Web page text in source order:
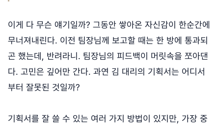
이게 다 무슨 얘기일까? 그동안 쌓아온 자신감이 한순간에
무너져내린다. 이전 팀장님께 보고할 때는 한 방에 통과되
곤 했는데, 반려라니. 팀장님의 피드백이 머릿속을 쪼아댄
다. 고민은 깊어만 간다. 과연 김 대리의 기획서는 어디서
부터 잘못된 것일까?
기획서를 잘 쓸 수 있는 여러 가지 방법이 있지만, 가장 중